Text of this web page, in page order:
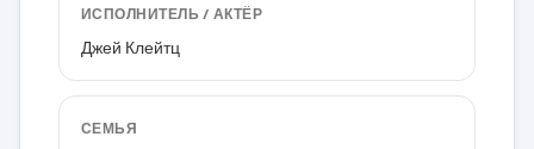
ИСПОЛНИТЕЛЬ / АКТЁР
Джей Клейтц
СЕМЬЯ